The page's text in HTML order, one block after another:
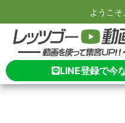
ようこ
LINE登録で今